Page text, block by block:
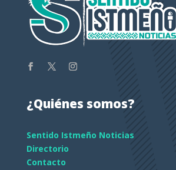
¿Quiénes somos?
Sentido Istmeño Noticias
Directorio
Contacto